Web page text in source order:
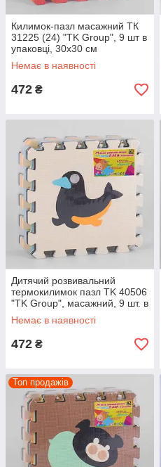
Килимок-пазл масажний ТК
31225 (24) "TK Group", 9 шт в
упаковці, 30х30 см
Немає в наявності
472 ₴
Дитячий розвивальний
термокилимок пазл TK 40506
"TK Group", масажний, 9 шт. в
пакованні, 30х30 см
Немає в наявності
472 ₴
Топ продажів